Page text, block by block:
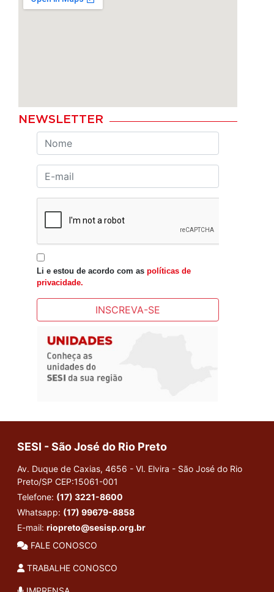
NEWSLETTER
Li e estou de acordo com as políticas de
privacidade.
INSCREVA-SE
SESI - São José do Rio Preto
Av. Duque de Caxias, 4656 - Vl. Elvira - São José do Rio
Preto/SP CEP:15061-001
Telefone: (17) 3221-8600
Whatsapp: (17) 99679-8858
E-mail: riopreto@sesisp.org.br
FALE CONOSCO
TRABALHE CONOSCO